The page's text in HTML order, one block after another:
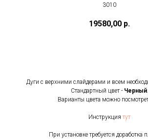
3010
19580,00 р.
Дуги с верхними слайдерами и всем
Стандартный цвет - Черный.
Варианты цвета можно
Инструкция тут
При установке требуется доработка